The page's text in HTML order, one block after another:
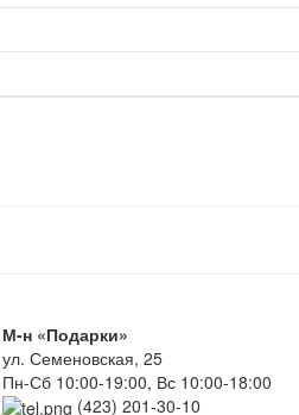
М-н «Подарки»
ул. Семеновская, 25
Пн-Сб 10:00-19:00, Вс 10:00-18:00
(423) 201-30-10